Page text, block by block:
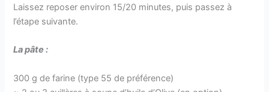
Laissez reposer environ 15/20 minutes, puis passez à
l’étape suivante.
La pâte :
300 g de farine (type 55 de préférence)